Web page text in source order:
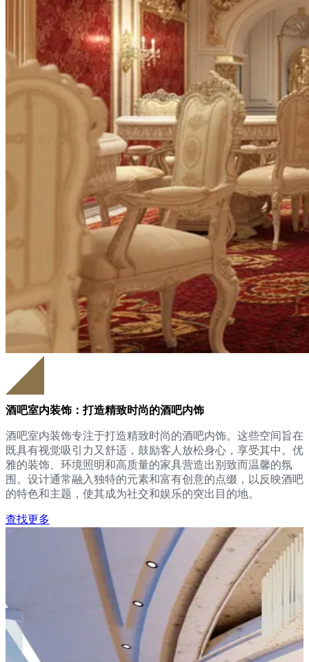
酒吧室内装饰：打造精致时尚的酒吧内饰
酒吧室内装饰专注于打造精致时尚的酒吧内饰。这些空间旨在
既具有视觉吸引力又舒适，鼓励客人放松身心，享受其中。优
雅的装饰、环境照明和高质量的家具营造出别致而温馨的氛
围。设计通常融入独特的元素和富有创意的点缀，以反映酒吧
的特色和主题，使其成为社交和娱乐的突出目的地。
查找更多